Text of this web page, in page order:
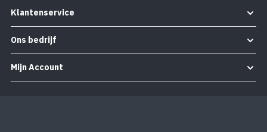
Klantenservice
Ons bedrijf
Mijn Account